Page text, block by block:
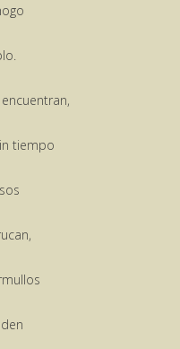
tiempo